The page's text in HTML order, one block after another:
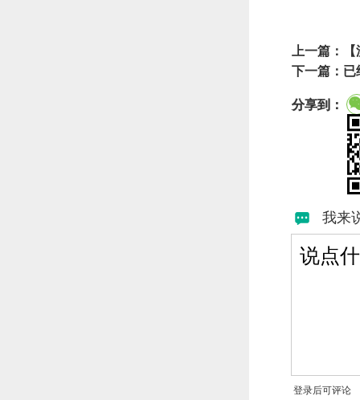
上一篇：
下一篇：已
分享到：
我来
登录后可评论